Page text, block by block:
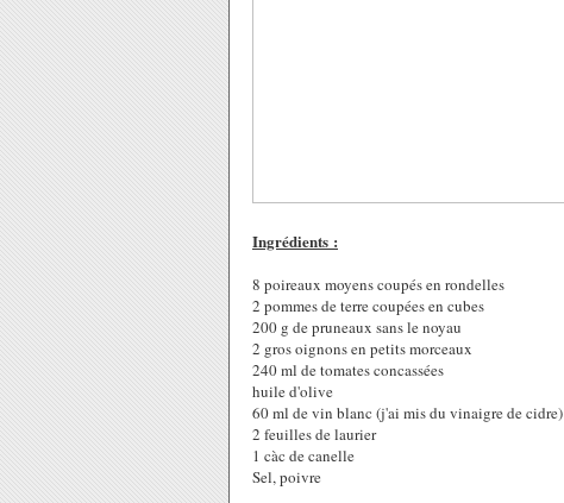
Ingrédients :
8 poireaux moyens coupés en rondelles
2 pommes de terre coupées en cubes
200 g de pruneaux sans le noyau
2 gros oignons en petits morceaux
240 ml de tomates concassées
huile d'olive
60 ml de vin blanc (j'ai mis du vinaigre de cidre)
2 feuilles de laurier
1 càc de canelle
Sel, poivre